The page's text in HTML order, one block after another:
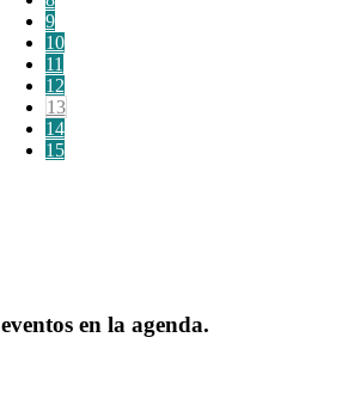
9
10
11
12
13
14
15
en la agenda.